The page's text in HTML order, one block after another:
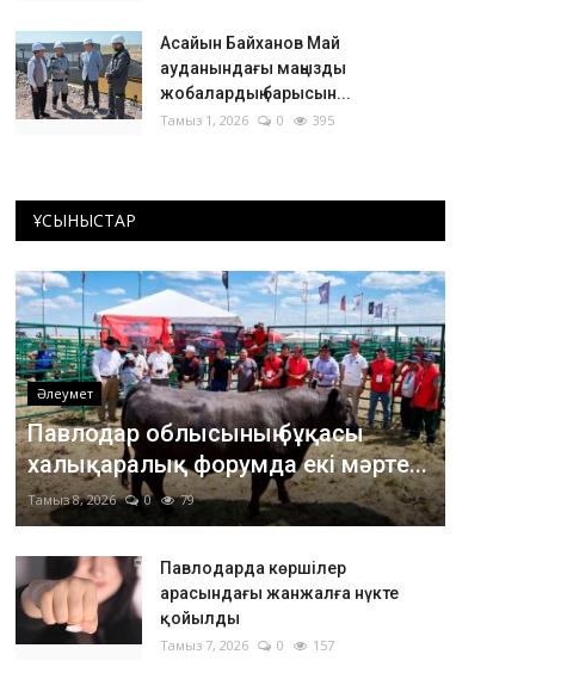
Асайын Байханов Май
ауданындағы маңызды
жобалардың барысын...
Тамыз 1, 2026 0 395
ҰСЫНЫСТАР
Әлеумет
Павлодар облысының бұқасы
халықаралық форумда екі мәрте...
Тамыз 8, 2026 0 79
Павлодарда көршілер
арасындағы жанжалға нүкте
қойылды
Тамыз 7, 2026 0 157